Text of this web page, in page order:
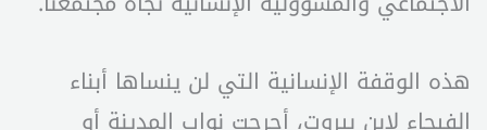
هذه الوقفة الإنسانية التي لن ينساها أبناء
الفيحاء لإبن بيروت، أحرجت نواب المدينة أو